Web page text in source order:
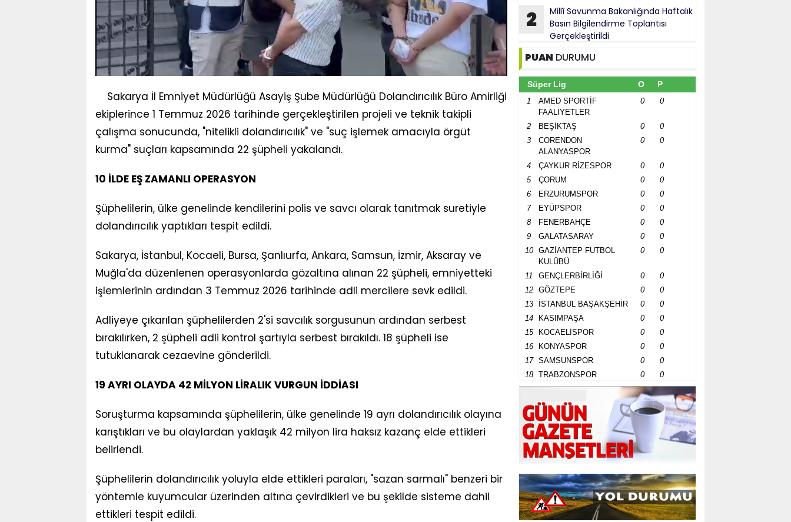
Sakarya İl Emniyet Müdürlüğü Asayiş Şube Müdürlüğü Dolandırıcılık Büro Amirliği
ekiplerince 1 Temmuz 2026 tarihinde gerçekleştirilen projeli ve teknik takipli
çalışma sonucunda, "nitelikli dolandırıcılık" ve "suç işlemek amacıyla örgüt
kurma" suçları kapsamında 22 şüpheli yakalandı.
10 İLDE EŞ ZAMANLI OPERASYON
Şüphelilerin, ülke genelinde kendilerini polis ve savcı olarak tanıtmak suretiyle
dolandırıcılık yaptıkları tespit edildi.
Sakarya, İstanbul, Kocaeli, Bursa, Şanlıurfa, Ankara, Samsun, İzmir, Aksaray ve
Muğla'da düzenlenen operasyonlarda gözaltına alınan 22 şüpheli, emniyetteki
işlemlerinin ardından 3 Temmuz 2026 tarihinde adli mercilere sevk edildi.
Adliyeye çıkarılan şüphelilerden 2'si savcılık sorgusunun ardından serbest
bırakılırken, 2 şüpheli adli kontrol şartıyla serbest bırakıldı. 18 şüpheli ise
tutuklanarak cezaevine gönderildi.
19 AYRI OLAYDA 42 MİLYON LİRALIK VURGUN İDDİASI
Soruşturma kapsamında şüphelilerin, ülke genelinde 19 ayrı dolandırıcılık olayına
karıştıkları ve bu olaylardan yaklaşık 42 milyon lira haksız kazanç elde ettikleri
belirlendi.
Şüphelilerin dolandırıcılık yoluyla elde ettikleri paraları, "sazan sarmalı" benzeri bir
yöntemle kuyumcular üzerinden altına çevirdikleri ve bu şekilde sisteme dahil
ettikleri tespit edildi.
2
Millî Savunma Bakanlığında Haftalık
Basın Bilgilendirme Toplantısı
Gerçekleştirildi
PUAN DURUMU
Süper Lig O P
1
AMED SPORTİF
FAALİYETLER
0 0
2 BEŞİKTAŞ 0
0
3
CORENDON
ALANYASPOR
0 0
4 ÇAYKUR RİZESPOR 0
0
5
ÇORUM 0
0
6
ERZURUMSPOR 0
0
7
EYÜPSPOR 0
0
8
FENERBAHÇE 0
0
9
GALATASARAY 0
0
10
GAZİANTEP FUTBOL
KULÜBÜ
0 0
11 GENÇLERBİRLİĞİ 0
0
12
GÖZTEPE 0
0
13
İSTANBUL BAŞAKŞEHİR 0
0
14
KASIMPAŞA 0
0
15
KOCAELİSPOR 0
0
16
KONYASPOR 0
0
17
SAMSUNSPOR 0
0
18
TRABZONSPOR 0 0